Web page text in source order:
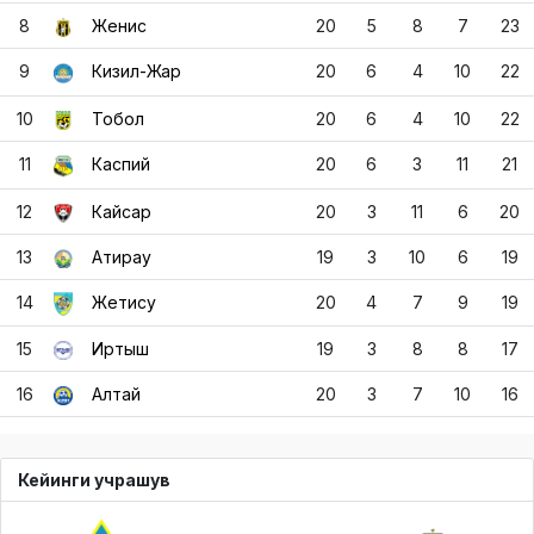
8 Женис 20 5 8 7 23
9 Кизил-Жар 20 6 4 10 22
10 Тобол 20 6 4 10 22
11 Каспий 20 6 3 11 21
12 Кайсар 20 3 11 6 20
13 Атирау 19 3 10 6 19
14 Жетису 20 4 7 9 19
15 Иртыш 19 3 8 8 17
16 Алтай 20 3 7 10 16
Кейинги учрашув